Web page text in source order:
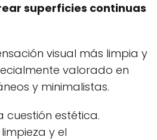
superficies continuas
visual más limpia y
valorado en
y minimalistas.
cuestión estética.
y el